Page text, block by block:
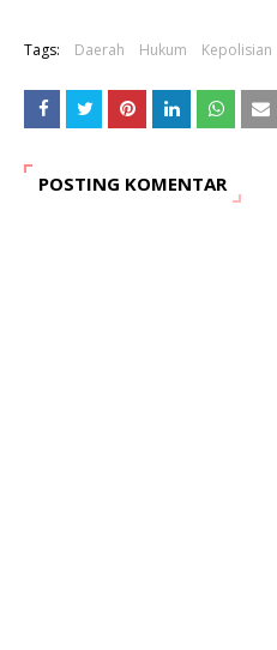
Tags: Daerah Hukum Kepolisian
POSTING KOMENTAR